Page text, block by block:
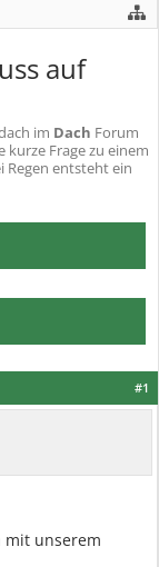
auf
im Dach Forum
kurze Frage zu einem
Regen entsteht ein
#1
mit unserem